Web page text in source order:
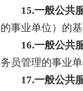
15.一般公共
的事业单位）的
16.一般公共
务员管理的事业
17.一般公共